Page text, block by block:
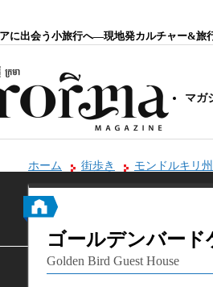
に出会う小旅行へ―現地発カルチャー&旅
マガ
ホーム 街歩き モンドルキリ州
ゴールデンバード
Golden Bird Guest House